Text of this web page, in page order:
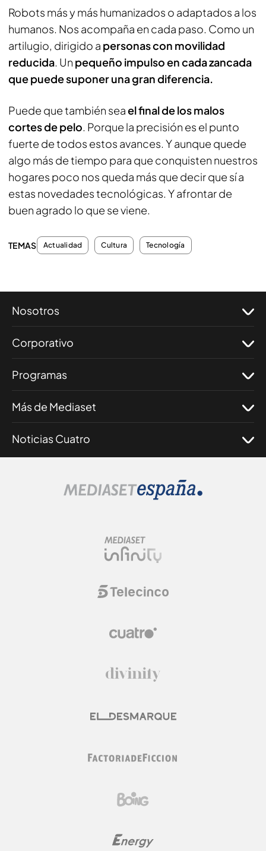
Robots más y más humanizados o adaptados a los
humanos. Nos acompaña en cada paso. Como un
artilugio, dirigido a personas con movilidad
reducida. Un pequeño impulso en cada zancada
que puede suponer una gran diferencia.
Puede que también seael final de los malos
cortes de pelo. Porque la precisión es el punto
fuerte de todos estos avances. Y aunque quede
algo más de tiempo para que conquisten nuestros
hogares poco nos queda más que decir que sí a
estas novedades tecnológicas. Y afrontar de
buen agrado lo que se viene.
TEMAS Actualidad Cultura Tecnología
Nosotros
Corporativo
Programas
Más de Mediaset
Noticias Cuatro